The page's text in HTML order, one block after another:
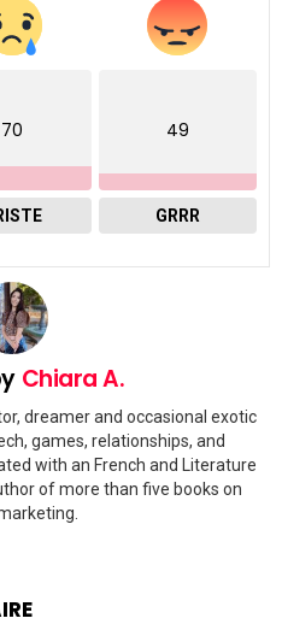
70 49
GRRR
Chiara A.
dreamer and occasional exotic
games, relationships, and
with an French and Literature
of more than five books on